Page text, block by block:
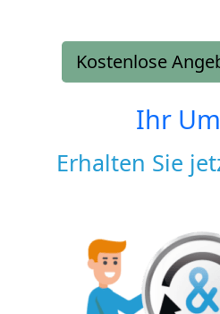
Kostenlose
Ihr
Erhalten Sie